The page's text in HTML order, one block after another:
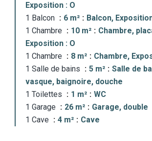
Exposition : O
1 Balcon
6 m²
Balcon,
1 Chambre
10 m²
Chambre,
Exposition : O
1 Chambre
8 m²
Chambre,
1 Salle de bains
5 m²
Salle de
vasque, baignoire, douche
1 Toilettes
1 m²
WC
1 Garage
26 m²
Garage, double
1 Cave
4 m² Cave